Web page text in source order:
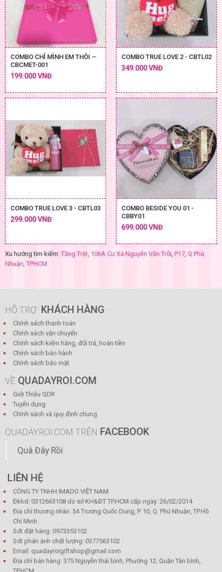
COMBO CHỈ MÌNH EM THÔI –
CBCMET-001
199.000 VNĐ
COMBO TRUE LOVE 2 - CBTL02
349.000 VNĐ
COMBO TRUE LOVE 3 - CBTL03
299.000 VNĐ
COMBO BESIDE YOU 01 -
CBBY01
699.000 VNĐ
Xu hướng tìm kiếm: Tầng Trệt 106A Cư Xá Nguyễn Văn Trỗi P17 Q Phú
Nhuận TPHCM
HỖ TRỢ KHÁCH HÀNG
Chính sách thanh toán
Chính sách vận chuyển
Chính sách kiểm hàng, đổi trả, hoàn tiền
Chính sách bảo hành
Chính sách bảo mật
VỀ QUADAYROI.COM
Giới Thiệu QDR
Tuyển dụng
Chính sách và quy định chung
QUADAYROI.COM TRÊN FACEBOOK
Quà Đây Rồi
LIÊN HỆ
CÔNG TY TNHH IMADO VIỆT NAM
Đkkd: 0312663108 do sở KH&ĐT TP.HCM cấp ngày: 26/02/2014
Địa chỉ thương nhân: 54 Trương Quốc Dung, P. 10, Q. Phú Nhuận, TP.Hồ
Chí Minh
Sdt đặt hàng: 0973353102
Sdt phản ánh chất lượng: 0377563102
Email: quadayroigiftshop@gmail.com
Địa chỉ bán hàng: 375 Nguyễn thái bình, Phường 12, Quận Tân bình,